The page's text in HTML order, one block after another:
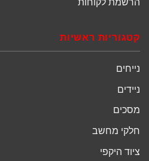
הרשמת לקוחות
קטגוריות ראשיות
נייחים
ניידים
מסכים
חלקי מחשב
ציוד היקפי